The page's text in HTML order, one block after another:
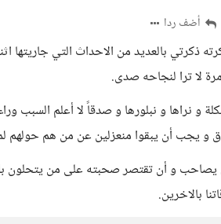
أضف ردا
ذكرتي بالعديد من الاحداث التي جاريتها
لا ترا لنجاحه صدى.
و نراها و نبلورها و صدقاً لا أعلم السبب
و يجب أن يبقوا منعزلين عن من هم
و أن تقتصر صحبته على من يتحلون
بالاخرين.